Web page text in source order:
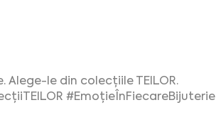
le din colecțiile TEILOR.
#EmoțieÎnFiecareBijuterie